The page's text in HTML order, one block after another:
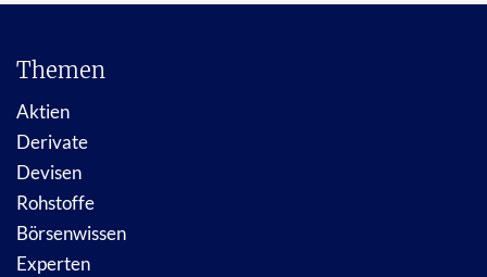
Themen
Aktien
Derivate
Devisen
Rohstoffe
Börsenwissen
Experten